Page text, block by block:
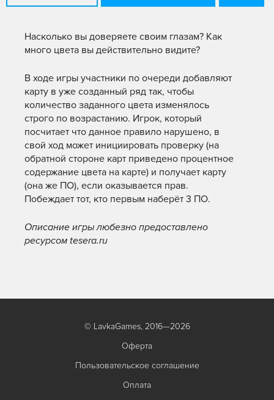
Насколько вы доверяете своим глазам? Как
много цвета вы действительно видите?
В ходе игры участники по очереди добавляют
карту в уже созданный ряд так, чтобы
количество заданного цвета изменялось
строго по возрастанию. Игрок, который
посчитает что данное правило нарушено, в
свой ход может инициировать проверку (на
обратной стороне карт приведено процентное
содержание цвета на карте) и получает карту
(она же ПО), если оказывается прав.
Побеждает тот, кто первым наберёт 3 ПО.
Описание игры любезно предоставлено
ресурсом tesera.ru
© LavkaGames, 2016—2026
Оферта
Пользовательское соглашение
Оплата